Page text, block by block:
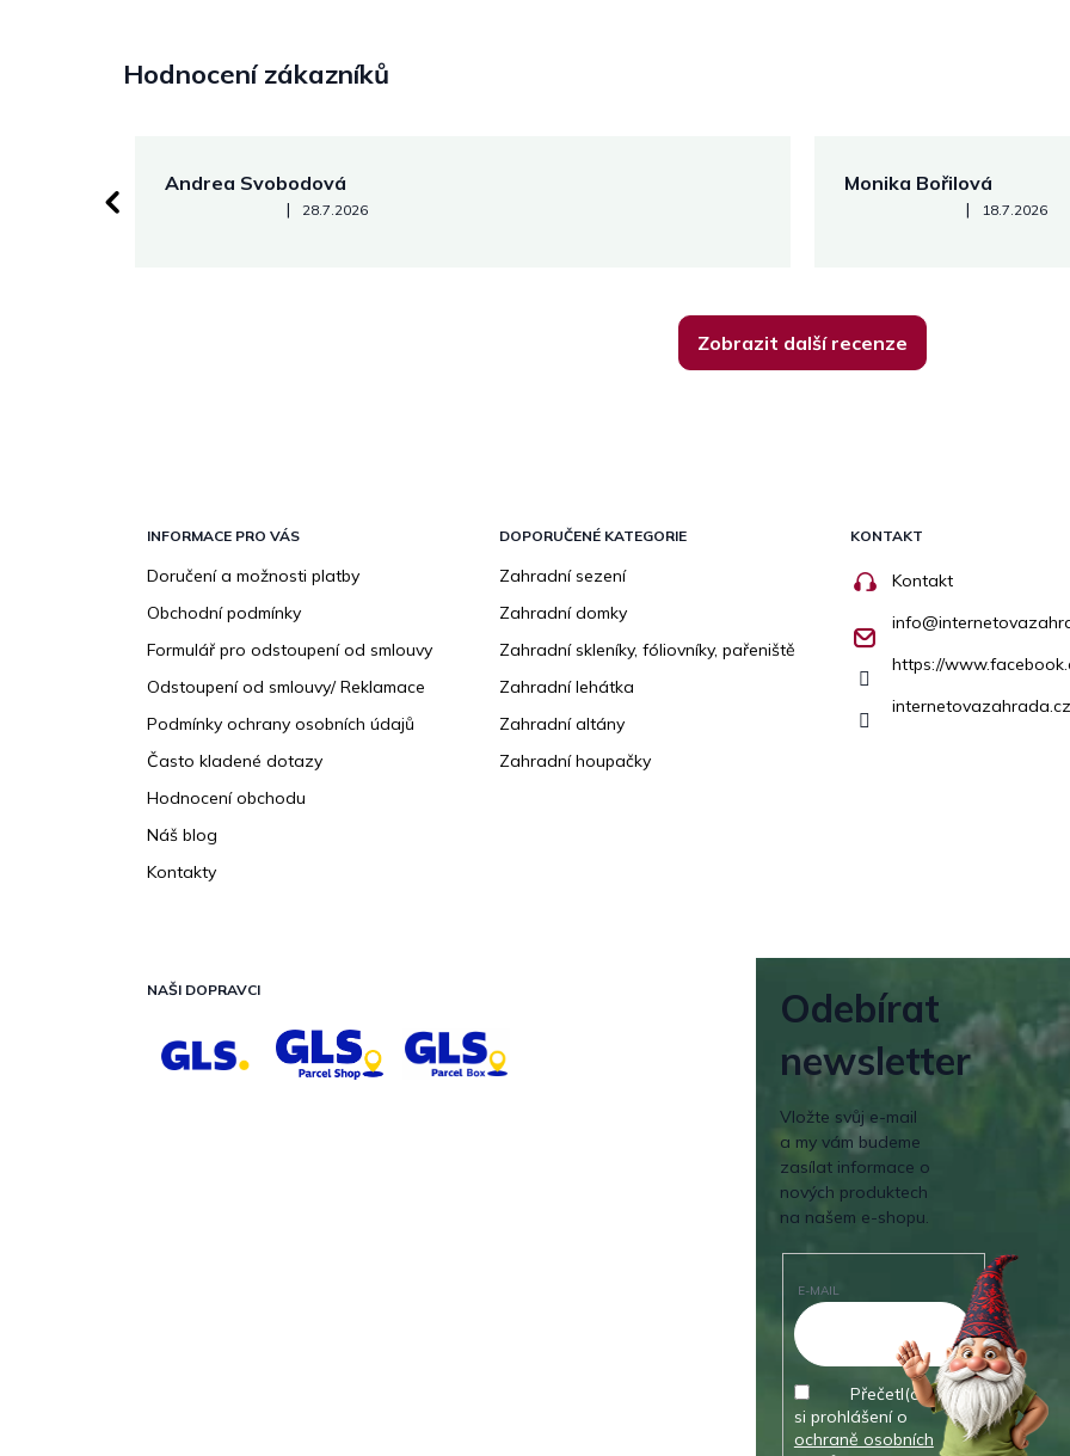
Hodnocení zákazníků
Andrea Svobodová
Hodnocení obchodu je 5 z 5 hvězdiček.
| 28.7.2026
Monika Bořilová
Hodnocení obchodu je 5 z
| 18.7.2026
Zobrazit další recenze
INFORMACE PRO VÁS
Doručení a možnosti platby
Obchodní podmínky
Formulář pro odstoupení od smlouvy
Odstoupení od smlouvy/ Reklamace
Podmínky ochrany osobních údajů
Často kladené dotazy
Hodnocení obchodu
Náš blog
Kontakty
DOPORUČENÉ KATEGORIE
Zahradní sezení
Zahradní domky
Zahradní skleníky, fóliovníky, pařeniště
Zahradní lehátka
Zahradní altány
Zahradní houpačky
KONTAKT
Kontakt
info@
https://
NAŠI DOPRAVCI
Odebírat
newsletter
Vložte svůj e-mail
a my vám budeme
zasílat informace o
nových produktech
na našem e-shopu.
E-MAIL
Přečetl(a) jsem
si prohlášení o
ochraně osobních